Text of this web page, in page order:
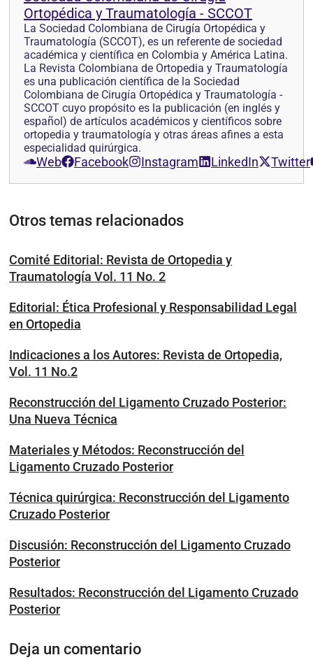
Ortopédica y Traumatología - SCCOT
La Sociedad Colombiana de Cirugía Ortopédica y
Traumatología (SCCOT), es un referente de sociedad
académica y científica en Colombia y América Latina.
La Revista Colombiana de Ortopedia y Traumatología
es una publicación científica de la Sociedad
Colombiana de Cirugía Ortopédica y Traumatología -
SCCOT cuyo propósito es la publicación (en inglés y
español) de artículos académicos y científicos sobre
ortopedia y traumatología y otras áreas afines a esta
especialidad quirúrgica.
Web Facebook Instagram LinkedIn Twitter
Otros temas relacionados
Comité Editorial: Revista de Ortopedia y
Traumatología Vol. 11 No. 2
Editorial: Ética Profesional y Responsabilidad Legal
en Ortopedia
Indicaciones a los Autores: Revista de Ortopedia,
Vol. 11 No.2
Reconstrucción del Ligamento Cruzado Posterior:
Una Nueva Técnica
Materiales y Métodos: Reconstrucción del
Ligamento Cruzado Posterior
Técnica quirúrgica: Reconstrucción del Ligamento
Cruzado Posterior
Discusión: Reconstrucción del Ligamento Cruzado
Posterior
Resultados: Reconstrucción del Ligamento Cruzado
Posterior
Deja un comentario